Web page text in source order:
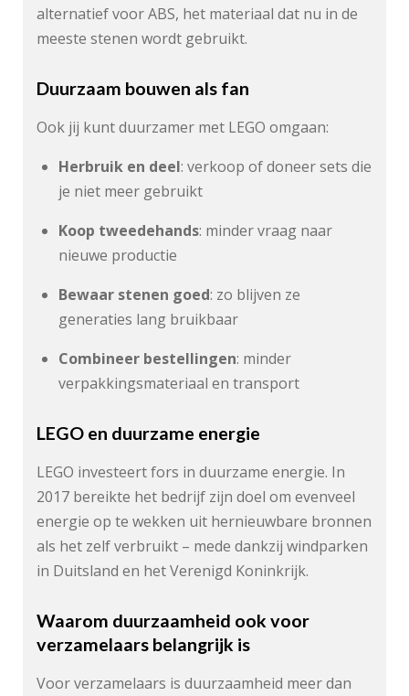
alternatief voor ABS, het materiaal dat nu in de
meeste stenen wordt gebruikt.
Duurzaam bouwen als fan
Ook jij kunt duurzamer met LEGO omgaan:
Herbruik en deel: verkoop of doneer sets die
je niet meer gebruikt
Koop tweedehands: minder vraag naar
nieuwe productie
Bewaar stenen goed: zo blijven ze
generaties lang bruikbaar
Combineer bestellingen: minder
verpakkingsmateriaal en transport
LEGO en duurzame energie
LEGO investeert fors in duurzame energie. In
2017 bereikte het bedrijf zijn doel om evenveel
energie op te wekken uit hernieuwbare bronnen
als het zelf verbruikt – mede dankzij windparken
in Duitsland en het Verenigd Koninkrijk.
Waarom duurzaamheid ook voor
verzamelaars belangrijk is
Voor verzamelaars is duurzaamheid meer dan